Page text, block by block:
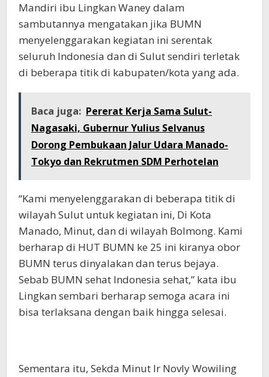
Mandiri ibu Lingkan Waney dalam
sambutannya mengatakan jika BUMN
menyelenggarakan kegiatan ini serentak
seluruh Indonesia dan di Sulut sendiri terletak
di beberapa titik di kabupaten/kota yang ada.
Baca juga: Pererat Kerja Sama Sulut-
Nagasaki, Gubernur Yulius Selvanus
Dorong Pembukaan Jalur Udara Manado-
Tokyo dan Rekrutmen SDM Perhotelan
“Kami menyelenggarakan di beberapa titik di
wilayah Sulut untuk kegiatan ini, Di Kota
Manado, Minut, dan di wilayah Bolmong. Kami
berharap di HUT BUMN ke 25 ini kiranya obor
BUMN terus dinyalakan dan terus bejaya.
Sebab BUMN sehat Indonesia sehat,” kata ibu
Lingkan sembari berharap semoga acara ini
bisa terlaksana dengan baik hingga selesai.
Sementara itu, Sekda Minut Ir Novly Wowiling